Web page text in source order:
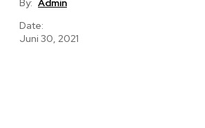
By: Admin
Date:
Juni 30, 2021